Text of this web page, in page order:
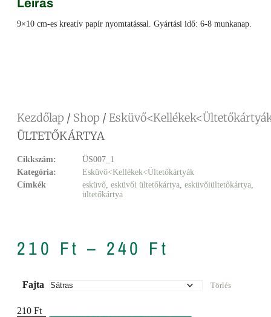
Leírás
9×10 cm-es kreatív papír nyomtatással. Gyártási idő: 6-8 munkanap.
Kezdőlap / Shop /
ÜLTETŐKÁRTYA
Cikkszám:
ÜS007_1
Kategória:
Esküvő<Kellékek<Ültetőkártyák
Címkék
esküvő, esküvői ültetőkártya, esküvőiültetőkártya,
ültetőkártya
210 Ft – 240 Ft
Fajta Törlés
210 Ft